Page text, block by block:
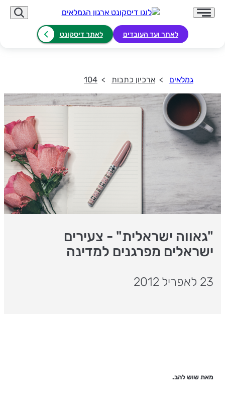
לאתר ועד העובדים לאתר דיסקונט
גמלאים ארכיון כתבות 104
"גאווה ישראלית" - צעירים
ישראלים מפרגנים למדינה
23 לאפריל 2012
מאת שוש להב.